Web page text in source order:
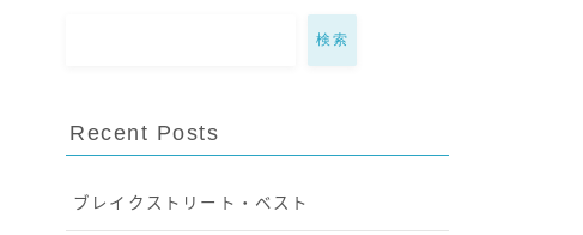
検索
Recent Posts
ブレイクストリート・ベスト